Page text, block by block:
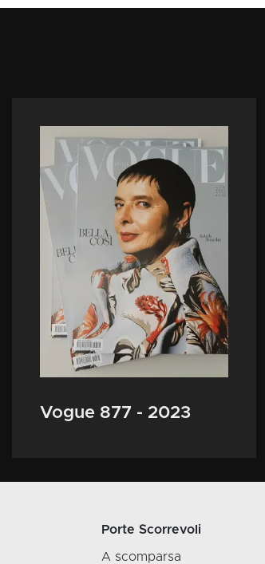
Vogue 877 - 2023
Porte Scorrevoli
A scomparsa